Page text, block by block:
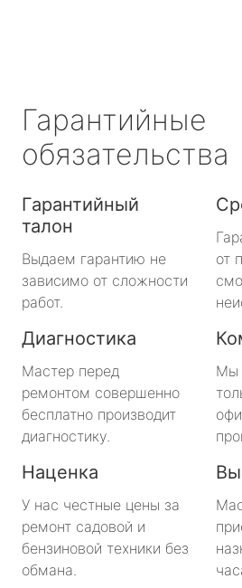
Гарантийные
обязательства
Гарантийный
талон
Выдаем гарантию не
зависимо от сложности
работ.
от
Диагностика
Мастер перед
ремонтом совершенно
бесплатно производит
диагностику.
Мы
Наценка
У нас честные цены за
ремонт садовой и
бензиновой техники без
обмана.